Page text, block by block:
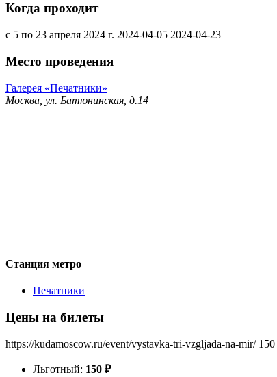
Когда проходит
с 5 по 23 апреля 2024 г. 2024-04-05 2024-04-23
Место проведения
Галерея «Печатники»
Москва, ул. Батюнинская, д.14
Станция метро
Печатники
Цены на билеты
https://kudamoscow.ru/event/vystavka-tri-vzgljada-na-mir/ 150
Льготный: 150 ₽